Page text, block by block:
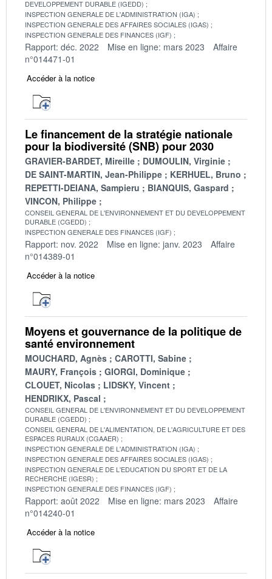
DEVELOPPEMENT DURABLE (IGEDD)
INSPECTION GENERALE DE L'ADMINISTRATION (IGA)
INSPECTION GENERALE DES AFFAIRES SOCIALES (IGAS)
INSPECTION GENERALE DES FINANCES (IGF)
Rapport: déc. 2022 Mise en ligne: mars 2023
Affaire
n°014471-01
Accéder à la notice
Le financement de la stratégie nationale
pour la biodiversité (SNB) pour 2030
GRAVIER-BARDET, Mireille
DUMOULIN, Virginie
DE SAINT-MARTIN, Jean-Philippe
KERHUEL, Bruno
REPETTI-DEIANA, Sampieru
BIANQUIS, Gaspard
VINCON, Philippe
CONSEIL GENERAL DE L'ENVIRONNEMENT ET DU DEVELOPPEMENT
DURABLE (CGEDD)
INSPECTION GENERALE DES FINANCES (IGF)
Rapport: nov. 2022 Mise en ligne: janv. 2023
Affaire
n°014389-01
Accéder à la notice
Moyens et gouvernance de la politique de
santé environnement
MOUCHARD, Agnès
CAROTTI, Sabine
MAURY, François
GIORGI, Dominique
CLOUET, Nicolas
LIDSKY, Vincent
HENDRIKX, Pascal
CONSEIL GENERAL DE L'ENVIRONNEMENT ET DU DEVELOPPEMENT
DURABLE (CGEDD)
CONSEIL GENERAL DE L'ALIMENTATION, DE L'AGRICULTURE ET DES
ESPACES RURAUX (CGAAER)
INSPECTION GENERALE DE L'ADMINISTRATION (IGA)
INSPECTION GENERALE DES AFFAIRES SOCIALES (IGAS)
INSPECTION GENERALE DE L'EDUCATION DU SPORT ET DE LA
RECHERCHE (IGESR)
INSPECTION GENERALE DES FINANCES (IGF)
Rapport: août 2022 Mise en ligne: mars 2023
Affaire
n°014240-01
Accéder à la notice